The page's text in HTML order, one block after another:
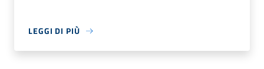
LEGGI DI PIÙ